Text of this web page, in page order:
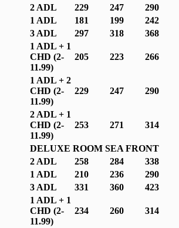
2 ADL
229 247 290
1 ADL
181 199 242
3 ADL
297 318 368
1 ADL + 1
CHD (2-
11.99)
205 223 266
1 ADL + 2
CHD (2-
11.99)
229 247 290
2 ADL + 1
CHD (2-
11.99)
253 271 314
DELUXE ROOM SEA FRONT
2 ADL
258 284 338
1 ADL
210 236 290
3 ADL
331 360 423
1 ADL + 1
CHD (2-
11.99)
234 260 314